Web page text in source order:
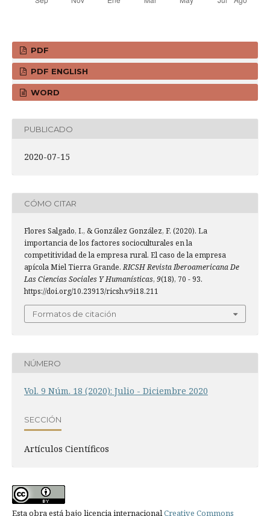
PDF
PDF ENGLISH
WORD
PUBLICADO
2020-07-15
CÓMO CITAR
Flores Salgado, I., & González González, F. (2020). La
importancia de los factores socioculturales en la
competitividad de la empresa rural. El caso de la empresa
apícola Miel Tierra Grande.RICSH Revista Iberoamericana De
Las Ciencias Sociales Y Humanísticas, 9(18), 70 - 93.
https://doi.org/10.23913/ricsh.v9i18.211
Formatos de citación
NÚMERO
Vol. 9 Núm. 18 (2020): Julio - Diciembre 2020
SECCIÓN
Artí­culos Científicos
Esta obra está bajo licencia internacionalCreative Commons